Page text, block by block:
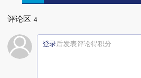
评论区 4
登录后发表评论得积分